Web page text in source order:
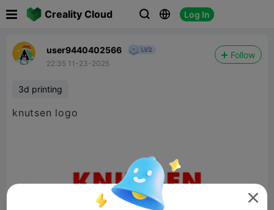
Creality Cloud   Log In
user9440402566
22:35 11-23-2025
Follow
3d printing
knutsen logo
